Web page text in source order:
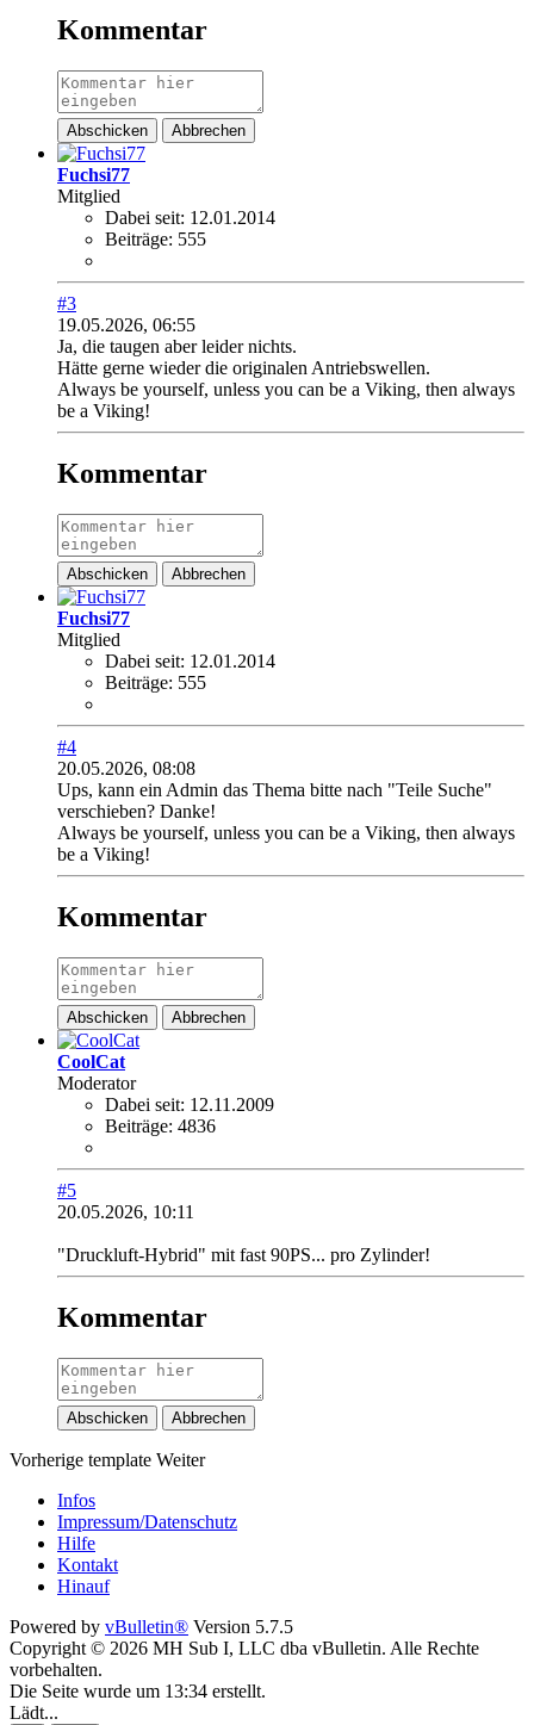
Kommentar
Abschicken Abbrechen
Fuchsi77
Mitglied
Dabei seit: 12.01.2014
Beiträge: 555
#3
19.05.2026, 06:55
Ja, die taugen aber leider nichts.
Hätte gerne wieder die originalen Antriebswellen.
Always be yourself, unless you can be a Viking, then always
be a Viking!
Kommentar
Abschicken Abbrechen
Fuchsi77
Mitglied
Dabei seit: 12.01.2014
Beiträge: 555
#4
20.05.2026, 08:08
Ups, kann ein Admin das Thema bitte nach "Teile Suche"
verschieben? Danke!
Always be yourself, unless you can be a Viking, then always
be a Viking!
Kommentar
Abschicken Abbrechen
CoolCat
Moderator
Dabei seit: 12.11.2009
Beiträge: 4836
#5
20.05.2026, 10:11
"Druckluft-Hybrid" mit fast 90PS... pro Zylinder!
Kommentar
Abschicken Abbrechen
Vorherige template Weiter
Infos
Impressum/Datenschutz
Hilfe
Kontakt
Hinauf
Powered by vBulletin® Version 5.7.5
Copyright © 2026 MH Sub I, LLC dba vBulletin. Alle Rechte
vorbehalten.
Die Seite wurde um 13:34 erstellt.
Lädt...